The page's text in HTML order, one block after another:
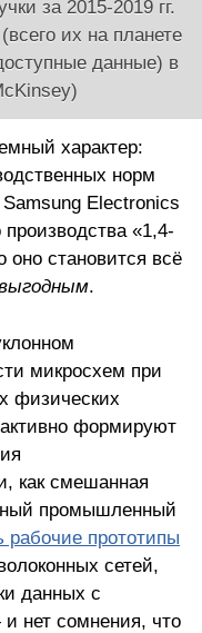
за 2015-2019 гг.
их на планете
данные) в
характер:
норм
Electronics
«1,4-
становится всё
.
микросхем при
физических
формируют
как смешанная
промышленный
рабочие прототипы
сетей,
данных с
нет сомнения, что